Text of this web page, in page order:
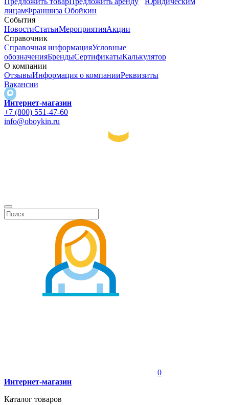
лицамФраншиза Обойкин
События
НовостиСтатьиМероприятияАкции
Справочник
Справочная информацияУсловные
обозначенияБрендыСертификатыКалькулятор
О компании
ОтзывыИнформация о компанииРеквизиты
Вакансии
Интернет-магазин
+7 (800) 551-47-60
info@oboykin.ru
0
Интернет-магазин
Каталог товаров